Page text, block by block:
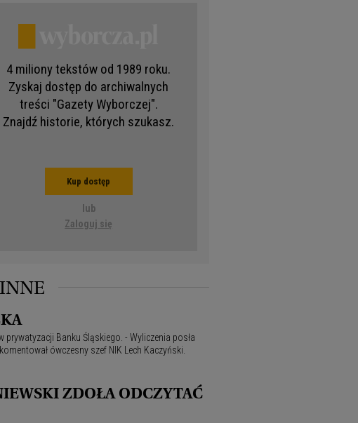
4 miliony tekstów od 1989 roku.
Zyskaj dostęp do archiwalnych
treści "Gazety Wyborczej".
Znajdź historie, których szukasz.
Kup dostęp
lub
Zaloguj się
INNE
prywatyzacji Banku Śląskiego. - Wyliczenia posła
ówczesny szef NIK Lech Kaczyński.
ZDOŁA ODCZYTAĆ